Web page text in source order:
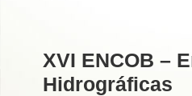
XVI ENCOB –
Hidrográficas